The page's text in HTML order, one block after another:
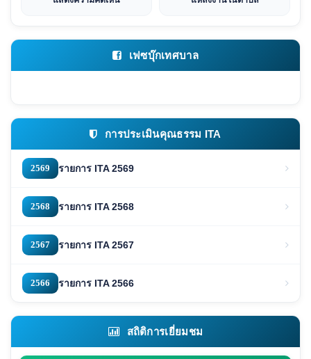
เฟซบุ๊กเทศบาล
การประเมินคุณธรรม ITA
2569 รายการ ITA 2569
2568 รายการ ITA 2568
2567 รายการ ITA 2567
2566 รายการ ITA 2566
สถิติการเยี่ยมชม